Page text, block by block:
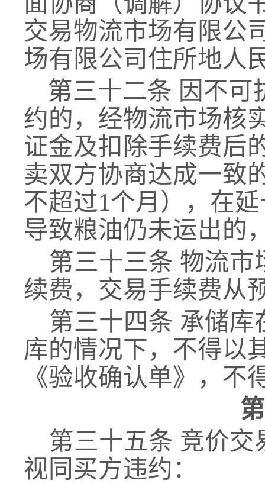
交易物流市场有限公
场有限公司住所地人
第三十二条 因不可
约的 ， 经物流市场核
证金及扣除手续费后
卖双方协商达成一致
不超过1个月），在
导致粮油仍未运出的
第三十三条 物流市
续费 ， 交易手续费从
第三十四条 承储库
库的情况下，不得以
《验收确认单》，不
第三十五条 竞价交
视同买方违约：